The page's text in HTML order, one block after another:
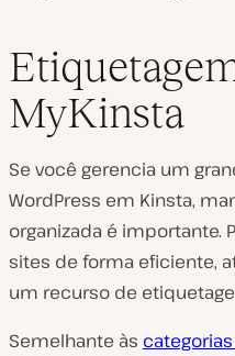
MyKinsta
Se você gerencia um
WordPress em Kinsta,
organizada é importante.
sites de forma eficiente,
um recurso de
Semelhante às